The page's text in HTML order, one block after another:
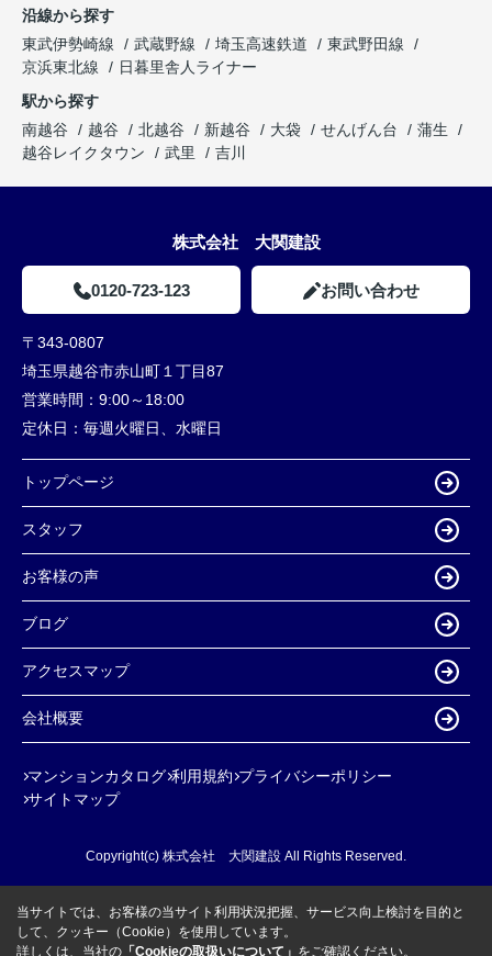
沿線から探す
東武伊勢崎線
武蔵野線 埼玉高速鉄道
東武野田線
京浜東北線
日暮里舎人ライナー
駅から探す
南越谷
越谷 北越谷 新越谷 大袋 せんげん台
蒲生
越谷レイクタウン
武里 吉川
株式会社 大関建設
0120-723-123 お問い合わせ
〒343-0807
埼玉県越谷市赤山町１丁目87
営業時間： 9:00～18:00
定休日： 毎週火曜日、水曜日
トップページ
スタッフ
お客様の声
ブログ
アクセスマップ
会社概要
マンションカタログ 利用規約 プライバシーポリシー
サイトマップ
Copyright(c) 株式会社 大関建設 All Rights Reserved.
当サイトでは、お客様の当サイト利用状況把握、サービス向上検討を目的と
して、クッキー（Cookie）を使用しています。
詳しくは、当社の 「Cookieの取扱いについて」 をご確認ください。